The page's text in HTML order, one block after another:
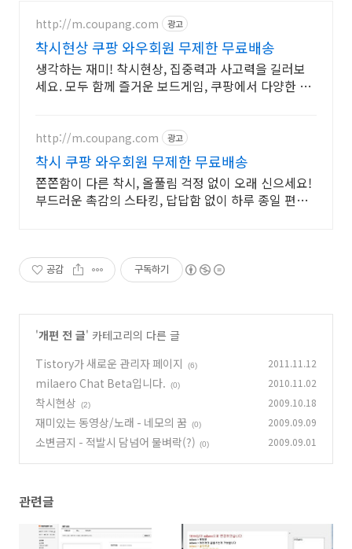
http://m.coupang.com 광고
착시현상 쿠팡 와우회원 무제한 무료배송
생각하는 재미! 착시현상, 집중력과 사고력을 길러보
세요. 모두 함께 즐거운 보드게임, 쿠팡에서 다양한 종
http://m.coupang.com 광고
착시 쿠팡 와우회원 무제한 무료배송
쫀쫀함이 다른 착시, 올풀림 걱정 없이 오래 신으세요!
부드러운 촉감의 스타킹, 답답함 없이 하루 종일 편안
공감 구독하기
'개편 전 글' 카테고리의 다른 글
Tistory가 새로운 관리자 페이지
(6) 2011.11.12
milaero Chat Beta입니다. (0) 2010.11.02
착시현상 (2) 2009.10.18
재미있는 동영상/노래 - 네모의 꿈 (0) 2009.09.09
소변금지 - 적발시 담넘어 물벼락(?) (0) 2009.09.01
관련글